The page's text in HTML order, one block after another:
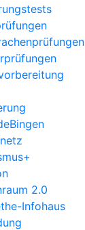
2.0
Infohaus